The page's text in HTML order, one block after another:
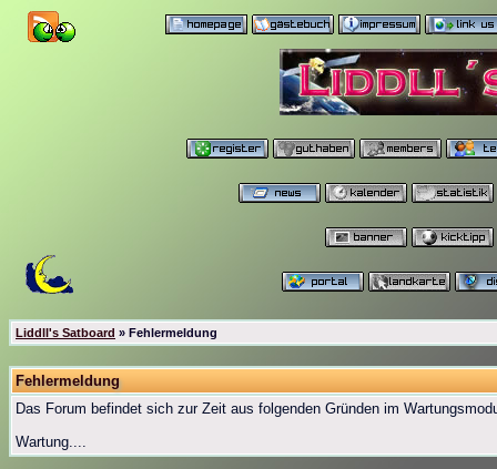
Liddll's Satboard » Fehlermeldung
Fehlermeldung
Das Forum befindet sich zur Zeit aus folgenden Gründen im
Wartung....